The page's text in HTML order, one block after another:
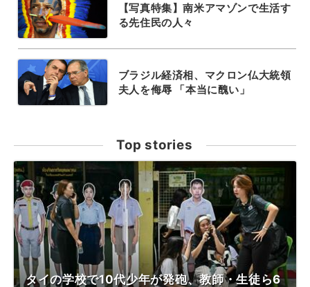
【写真特集】南米アマゾンで生活す
る先住民の人々
ブラジル経済相、マクロン仏大統領
夫人を侮辱 「本当に醜い」
Top stories
タイの学校で10代少年が発砲、教師・生徒ら6